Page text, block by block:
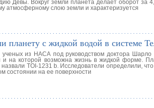
Девы. Вокруг земли планета делает оборот за
атмосферному слою земли и характеризуется
планету с жидкой водой в системе
ученых из НАСА под руководством доктора Шарло
и на которой возможна жизнь в жидкой форме.
назвали TOI-1231 b. Исследователи определили,
состоянии на ее поверхности